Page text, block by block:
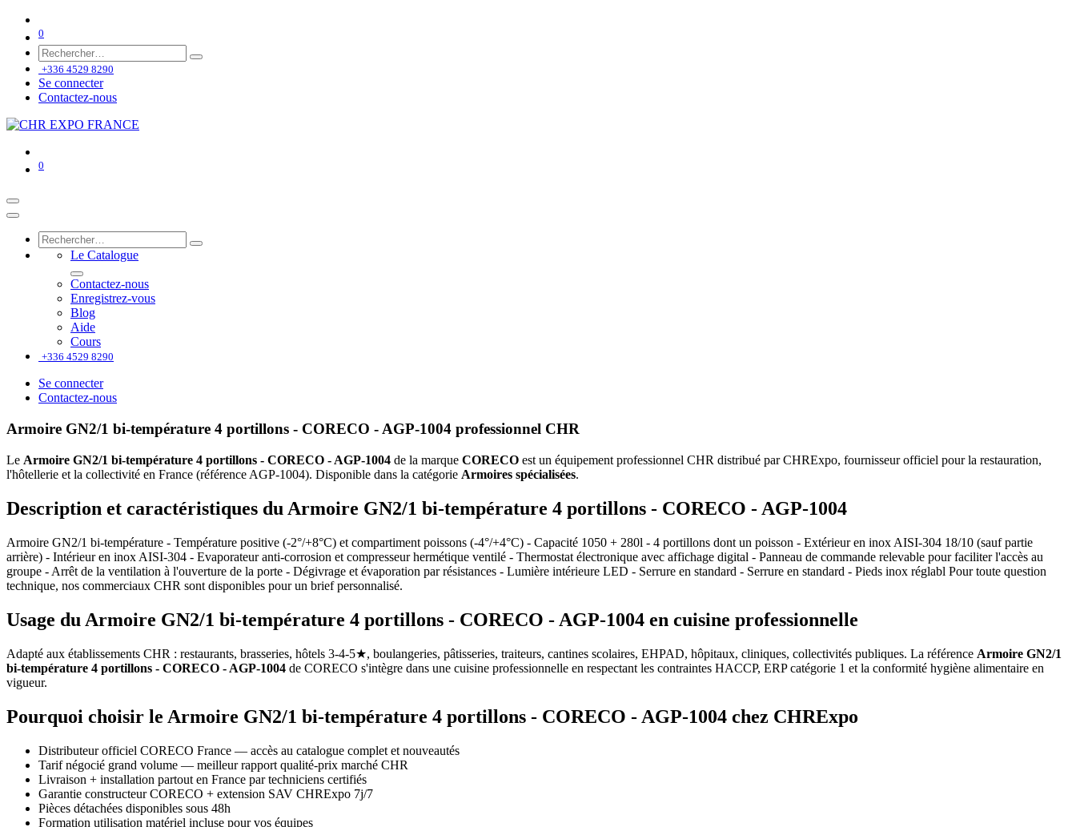
0
+336 4529 8290
Se connecter
Contactez-nous
0
Le Catalogue
Contactez-nous
Enregistrez-vous
Blog
Aide
Cours
+336 4529 8290
Se connecter
Contactez-nous
Armoire GN2/1 bi-température 4 portillons - CORECO - AGP-1004 professionnel CHR
Le Armoire GN2/1 bi-température 4 portillons - CORECO - AGP-1004 de la marque CORECO est un équipement professionnel CHR distribué par CHRExpo, fournisseur officiel pour la restauration,
l'hôtellerie et la collectivité en France (référence AGP-1004). Disponible dans la catégorie Armoires spécialisées.
Description et caractéristiques du Armoire GN2/1 bi-température 4 portillons - CORECO - AGP-1004
Armoire GN2/1 bi-température - Température positive (-2°/+8°C) et compartiment poissons (-4°/+4°C) - Capacité 1050 + 280l - 4 portillons dont un poisson - Extérieur en inox AISI-304 18/10 (sauf partie
arrière) - Intérieur en inox AISI-304 - Evaporateur anti-corrosion et compresseur hermétique ventilé - Thermostat électronique avec affichage digital - Panneau de commande relevable pour faciliter l'accès au
groupe - Arrêt de la ventilation à l'ouverture de la porte - Dégivrage et évaporation par résistances - Lumière intérieure LED - Serrure en standard - Serrure en standard - Pieds inox réglabl Pour toute question
technique, nos commerciaux CHR sont disponibles pour un brief personnalisé.
Usage du Armoire GN2/1 bi-température 4 portillons - CORECO - AGP-1004 en cuisine professionnelle
Adapté aux établissements CHR : restaurants, brasseries, hôtels 3-4-5★, boulangeries, pâtisseries, traiteurs, cantines scolaires, EHPAD, hôpitaux, cliniques, collectivités publiques. La référence Armoire GN2/1
bi-température 4 portillons - CORECO - AGP-1004 de CORECO s'intègre dans une cuisine professionnelle en respectant les contraintes HACCP, ERP catégorie 1 et la conformité hygiène alimentaire en
vigueur.
Pourquoi choisir le Armoire GN2/1 bi-température 4 portillons - CORECO - AGP-1004 chez CHRExpo
Distributeur officiel CORECO France — accès au catalogue complet et nouveautés
Tarif négocié grand volume — meilleur rapport qualité-prix marché CHR
Livraison + installation partout en France par techniciens certifiés
Garantie constructeur CORECO + extension SAV CHRExpo 7j/7
Pièces détachées disponibles sous 48h
Formation utilisation matériel incluse pour vos équipes